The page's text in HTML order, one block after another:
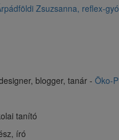
Zsuzsanna, reflex-
blogger, tanár - Öko-
tanító
író